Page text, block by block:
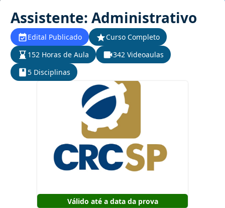
Assistente: Administrativo
Edital Publicado
Curso Completo
152 Horas de Aula
342 Videoaulas
5 Disciplinas
Válido até a data da prova